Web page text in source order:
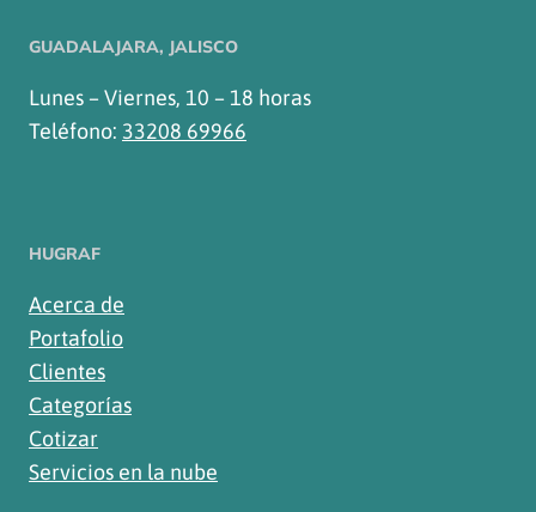
GUADALAJARA, JALISCO
Lunes – Viernes, 10 – 18 horas
Teléfono: 33208 69966
HUGRAF
Acerca de
Portafolio
Clientes
Categorías
Cotizar
Servicios en la nube